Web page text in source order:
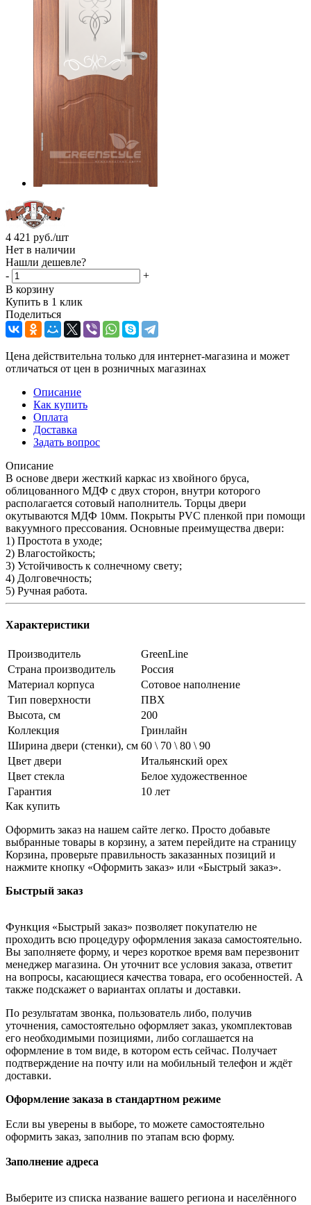
4 421 руб./шт
Нет в наличии
Нашли дешевле?
-
+
В корзину
Купить в 1 клик
Поделиться
Цена действительна только для интернет-магазина и может
отличаться от цен в розничных магазинах
Описание
Как купить
Оплата
Доставка
Задать вопрос
Описание
В основе двери жесткий каркас из хвойного бруса,
облицованного МДФ с двух сторон, внутри которого
располагается сотовый наполнитель. Торцы двери
окутываются МДФ 10мм. Покрыты PVC пленкой при помощи
вакуумного прессования. Основные преимущества двери:
1) Простота в уходе;
2) Влагостойкость;
3) Устойчивость к солнечному свету;
4) Долговечность;
5) Ручная работа.
Характеристики
Производитель
GreenLine
Страна производитель
Россия
Материал корпуса
Сотовое наполнение
Тип поверхности
ПВХ
Высота, см
200
Коллекция
Гринлайн
Ширина двери (стенки), см 60 \ 70 \ 80 \ 90
Цвет двери
Итальянский орех
Цвет стекла
Белое художественное
Гарантия
10 лет
Как купить
Оформить заказ на нашем сайте легко. Просто добавьте
выбранные товары в корзину, а затем перейдите на страницу
Корзина, проверьте правильность заказанных позиций и
нажмите кнопку «Оформить заказ» или «Быстрый заказ».
Быстрый заказ
Функция «Быстрый заказ» позволяет покупателю не
проходить всю процедуру оформления заказа самостоятельно.
Вы заполняете форму, и через короткое время вам перезвонит
менеджер магазина. Он уточнит все условия заказа, ответит
на вопросы, касающиеся качества товара, его особенностей. А
также подскажет о вариантах оплаты и доставки.
По результатам звонка, пользователь либо, получив
уточнения, самостоятельно оформляет заказ, укомплектовав
его необходимыми позициями, либо соглашается на
оформление в том виде, в котором есть сейчас. Получает
подтверждение на почту или на мобильный телефон и ждёт
доставки.
Оформление заказа в стандартном режиме
Если вы уверены в выборе, то можете самостоятельно
оформить заказ, заполнив по этапам всю форму.
Заполнение адреса
Выберите из списка название вашего региона и населённого